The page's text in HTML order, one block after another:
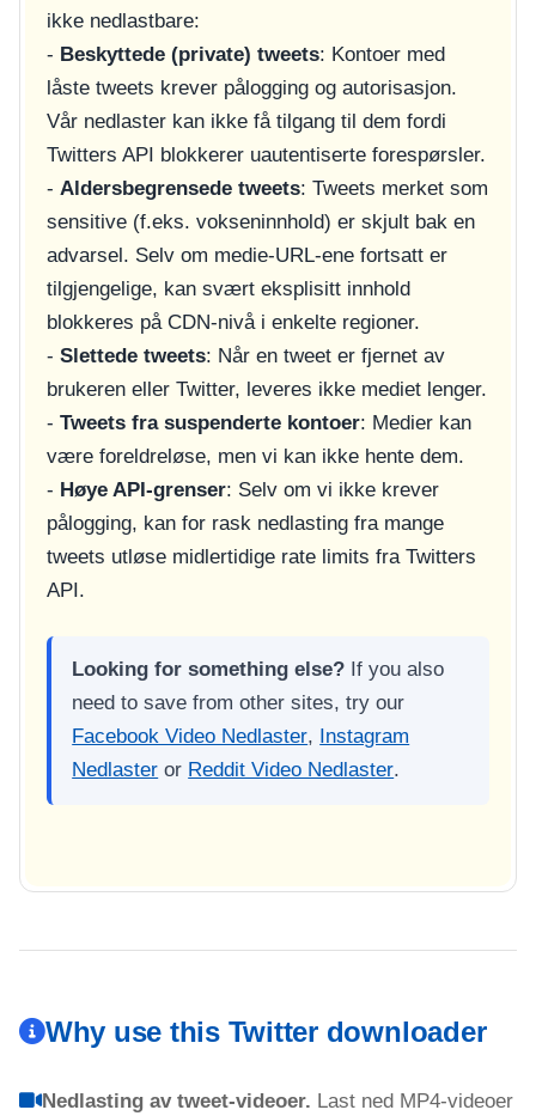
ikke nedlastbare:
- Beskyttede (private) tweets: Kontoer med
låste tweets krever pålogging og autorisasjon.
Vår nedlaster kan ikke få tilgang til dem fordi
Twitters API blokkerer uautentiserte forespørsler.
- Aldersbegrensede tweets: Tweets merket som
sensitive (f.eks. vokseninnhold) er skjult bak en
advarsel. Selv om medie-URL-ene fortsatt er
tilgjengelige, kan svært eksplisitt innhold
blokkeres på CDN-nivå i enkelte regioner.
- Slettede tweets: Når en tweet er fjernet av
brukeren eller Twitter, leveres ikke mediet lenger.
- Tweets fra suspenderte kontoer: Medier kan
være foreldreløse, men vi kan ikke hente dem.
- Høye API-grenser: Selv om vi ikke krever
pålogging, kan for rask nedlasting fra mange
tweets utløse midlertidige rate limits fra Twitters
API.
Looking for something else? If you also
need to save from other sites, try our
Facebook Video Nedlaster, Instagram
Nedlaster or Reddit Video Nedlaster.
Why use this Twitter downloader
Nedlasting av tweet-videoer. Last ned MP4-videoer